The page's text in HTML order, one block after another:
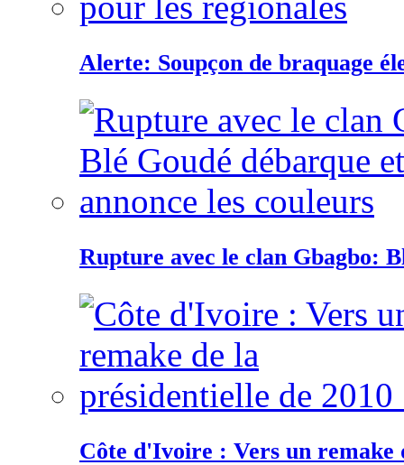
Alerte: Soupçon de braquage
Rupture avec le clan Gbagbo:
Côte d'Ivoire : Vers un remake